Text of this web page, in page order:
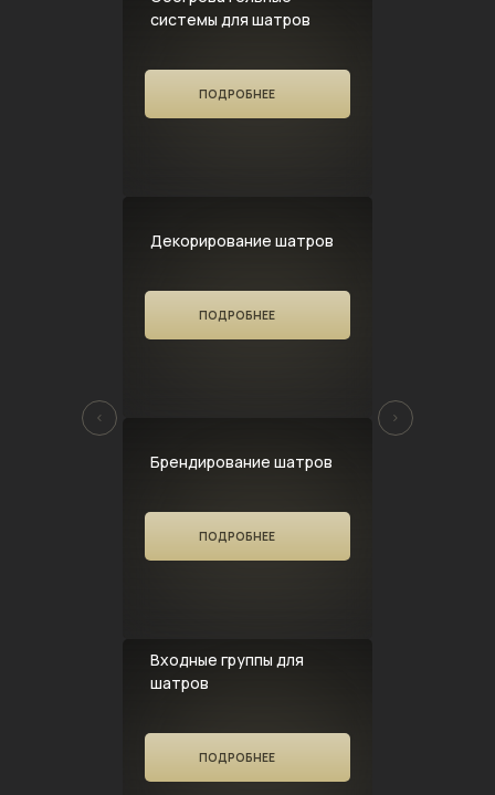
системы для шатров
ПОДРОБНЕЕ
Декорирование шатров
ПОДРОБНЕЕ
Брендирование шатров
ПОДРОБНЕЕ
Входные группы для
шатров
ПОДРОБНЕЕ